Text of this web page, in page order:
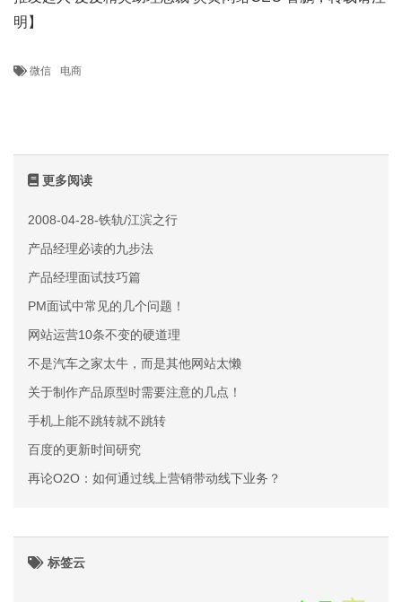
明】
微信 电商
更多阅读
2008-04-28-铁轨/江滨之行
产品经理必读的九步法
产品经理面试技巧篇
PM面试中常见的几个问题！
网站运营10条不变的硬道理
​不是汽车之家太牛，而是其他网站太懒
关于制作产品原型时需要注意的几点！
手机上能不跳转就不跳转
百度的更新时间研究
再论O2O：如何通过线上营销带动线下业务？
标签云